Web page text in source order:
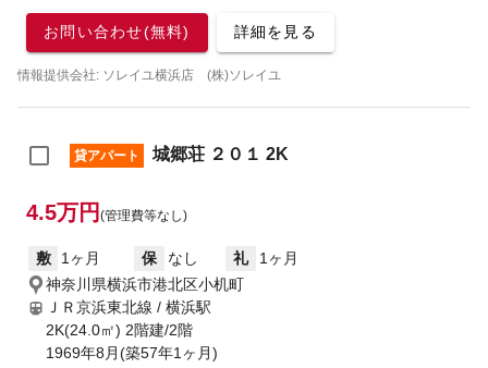
お問い合わせ(無料) 詳細を見る
情報提供会社: ソレイユ横浜店 (株)ソレイユ
貸アパート 城郷荘 ２０１ 2K
4.5万円 (管理費等なし)
敷 1ヶ月 保 なし 礼
1ヶ月
神奈川県横浜市港北区小机町
ＪＲ京浜東北線 / 横浜駅
2K(24.0㎡) 2階建/2階
1969年8月(築57年1ヶ月)